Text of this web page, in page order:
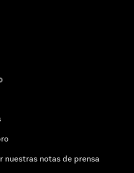
nuestras notas de prensa